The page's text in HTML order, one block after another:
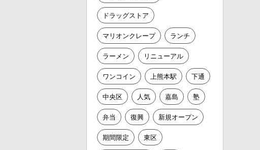
ドラッグストア
マリオンクレープ ランチ
ラーメン リニューアル
ワンコイン 上熊本駅 下通
中央区 人気 嘉島 塾
弁当 復興 新規オープン
期間限定 東区